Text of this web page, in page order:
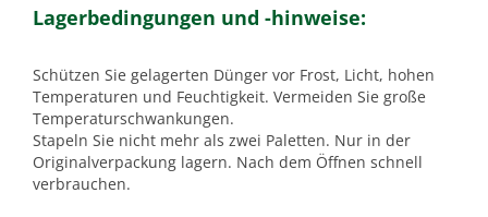
Lagerbedingungen und -hinweise:
Schützen Sie gelagerten Dünger vor Frost, Licht, hohen
Temperaturen und Feuchtigkeit. Vermeiden Sie große
Temperaturschwankungen.
Stapeln Sie nicht mehr als zwei Paletten. Nur in der
Originalverpackung lagern. Nach dem Öffnen schnell
verbrauchen.